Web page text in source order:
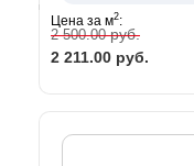
Цена за м2:
2 500.00руб.
2 211.00 руб.